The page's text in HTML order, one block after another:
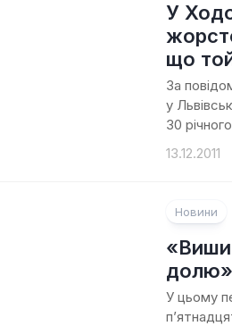
У
що
За
у
30
13.12.2011
Новини
долю»
У цьому